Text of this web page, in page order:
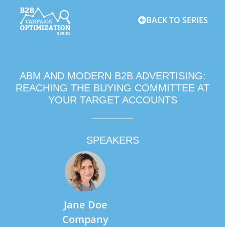
BACK TO SERIES
ABM AND MODERN B2B ADVERTISING:
REACHING THE BUYING COMMITTEE AT
YOUR TARGET ACCOUNTS
SPEAKERS
Jane Doe
Company